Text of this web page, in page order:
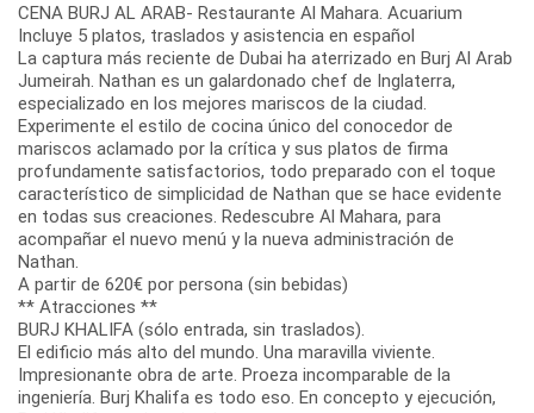
CENA BURJ AL ARAB- Restaurante Al Mahara. Acuarium
Incluye 5 platos, traslados y asistencia en español
La captura más reciente de Dubai ha aterrizado en Burj Al Arab
Jumeirah. Nathan es un galardonado chef de Inglaterra,
especializado en los mejores mariscos de la ciudad.
Experimente el estilo de cocina único del conocedor de
mariscos aclamado por la crítica y sus platos de firma
profundamente satisfactorios, todo preparado con el toque
característico de simplicidad de Nathan que se hace evidente
en todas sus creaciones. Redescubre Al Mahara, para
acompañar el nuevo menú y la nueva administración de
Nathan.
A partir de 620€ por persona (sin bebidas)
** Atracciones **
BURJ KHALIFA (sólo entrada, sin traslados).
El edificio más alto del mundo. Una maravilla viviente.
Impresionante obra de arte. Proeza incomparable de la
ingeniería. Burj Khalifa es todo eso. En concepto y ejecución,